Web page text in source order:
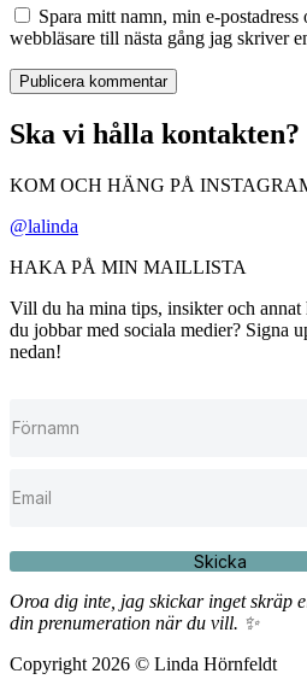
Spara mitt namn, min e-
webbläsare till nästa gång jag skriver
Ska vi hålla kontakten?
KOM OCH HÄNG PÅ
@lalinda
HAKA PÅ MIN MAILLISTA
Vill du ha mina tips, insikter och
du jobbar med sociala medier? Signa
nedan!
Skicka
Oroa dig inte, jag skickar inget skräp
din prenumeration när du vill. ✨
Copyright 2026 © Linda Hörnfeldt